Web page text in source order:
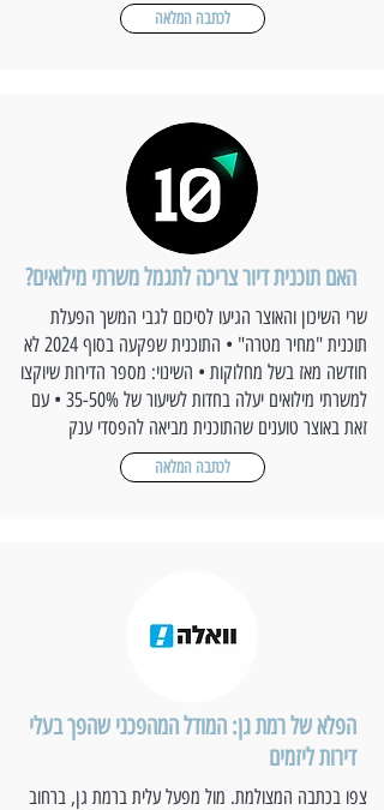
לכתבה המלאה
האם תוכנית דיור צריכה לתגמל משרתי מילואים?
שרי השיכון והאוצר הגיעו לסיכום לגבי המשך הפעלת
תוכנית "מחיר מטרה" • התוכנית שפקעה בסוף 2024 לא
חודשה מאז בשל מחלוקות • השינוי: מספר הדירות שיוקצו
למשרתי מילואים יעלה בחדות לשיעור של 35-50% • עם
זאת באוצר טוענים שהתוכנית מביאה להפסדי ענק
לכתבה המלאה
הפלא של רמת גן: המודל המהפכני שהפך בעלי
דירות ליזמים
צפו בכתבה המצולמת. מול מפעל עלית ברמת גן, ברחוב